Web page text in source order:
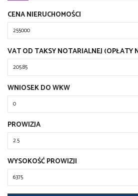
CENA NIERUCHOMOŚCI
VAT OD TAKSY NOTARIALNEJ (OPŁATY
WNIOSEK DO WKW
PROWIZJA
WYSOKOŚĆ PROWIZJI